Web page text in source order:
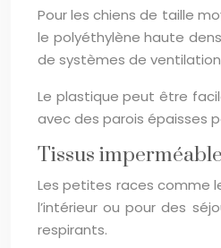
Pour les chiens de taille
le polyéthylène haute
de systèmes de
Le plastique peut être
avec des parois épaisses
Tissus
Les petites races comme
l’intérieur ou pour des
respirants.